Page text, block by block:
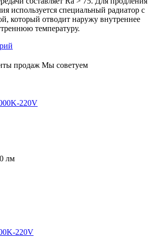
используется специальный радиатор с
который отводит наружу внутреннее
температуру.
продаж Мы советуем
220V
лм
220V